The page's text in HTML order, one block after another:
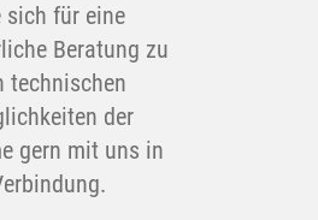
sich für eine
Beratung zu
technischen
der
gern mit uns in